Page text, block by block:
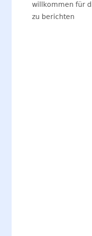
willkommen für
zu berichten